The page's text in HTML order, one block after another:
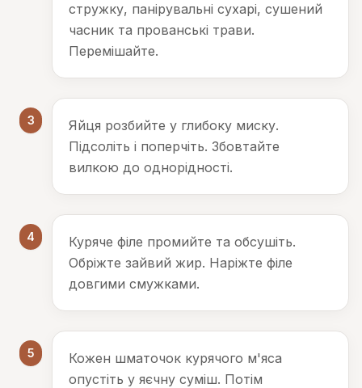
стружку, панірувальні сухарі, сушений
часник та прованські трави.
Перемішайте.
3
Яйця розбийте у глибоку миску.
Підсоліть і поперчіть. Збовтайте
вилкою до однорідності.
4
Куряче філе промийте та обсушіть.
Обріжте зайвий жир. Наріжте філе
довгими смужками.
5
Кожен шматочок курячого м'яса
опустіть у яєчну суміш. Потім